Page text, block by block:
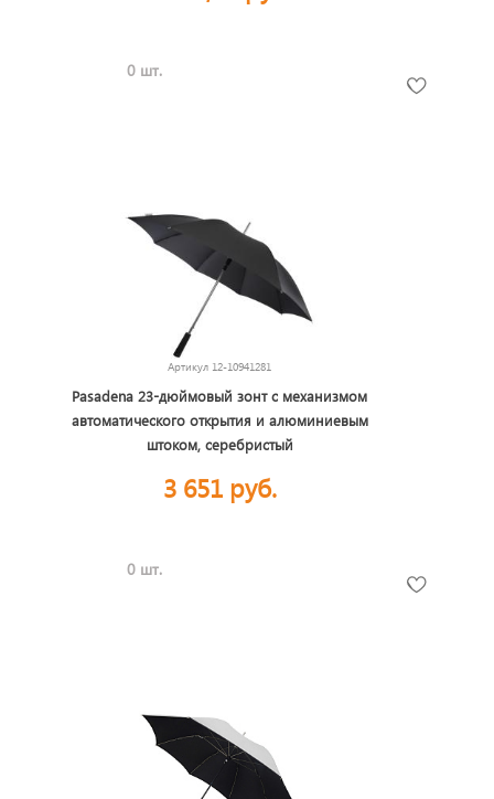
0 шт.
Артикул 12-10941281
Pasadena 23-дюймовый зонт с механизмом
автоматического открытия и алюминиевым
штоком, серебристый
3 651 руб.
0 шт.